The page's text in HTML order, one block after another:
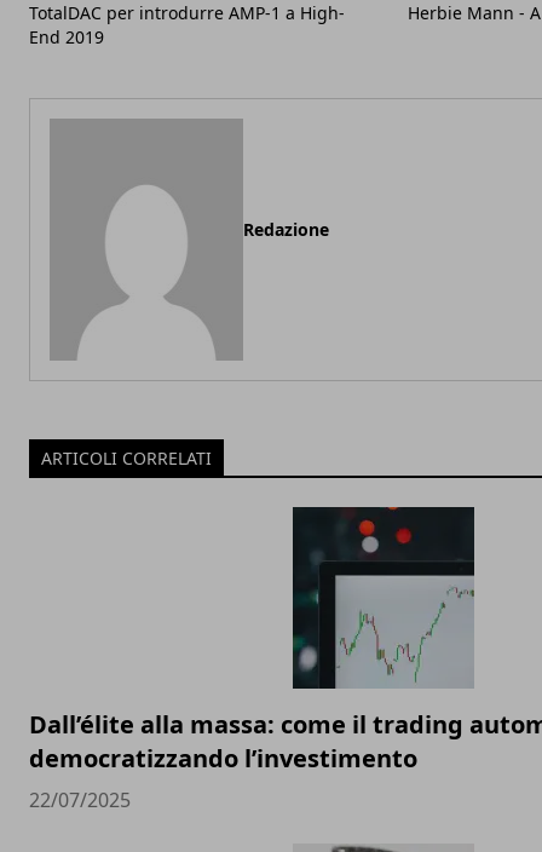
TotalDAC per introdurre AMP-1 a High-
End 2019
Herbie Mann -
Redazione
ARTICOLI CORRELATI
Dall’élite alla massa: come il trading
democratizzando l’investimento
22/07/2025